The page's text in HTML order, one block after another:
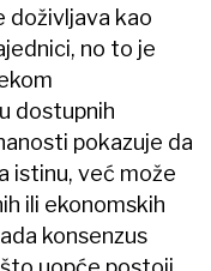
doživljava kao
no to je
dostupnih
pokazuje da
istinu, već može
ili ekonomskih
konsenzus